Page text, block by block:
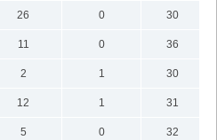
26 0
30
11 0
36
2 1
30
12 1
31
5 0
32